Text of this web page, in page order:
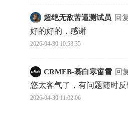
超绝无敌苦逼测试员 回复
好的好的，感谢
2026-04-30 10:58:35
CRMEB-慕白寒窗雪 回
您太客气了，有问题随时反
2026-04-30 11:02:06